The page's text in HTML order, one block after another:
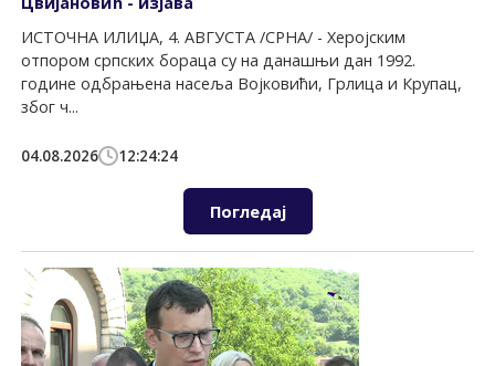
ИСТОЧНА ИЛИЏА, 4. АВГУСТА /СРНА/ - Херојским
отпором српских бораца су на данашњи дан 1992.
године одбрањена насеља Војковићи, Грлица и Крупац,
због ч...
04.08.2026 12:24:24
Погледај